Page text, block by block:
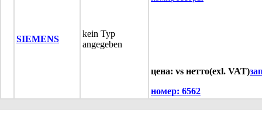
SIEMENS
kein Typ
angegeben
цена: vs нетто(exl. VAT)
номер: 6562